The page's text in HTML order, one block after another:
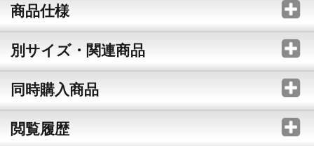
商品仕様
別サイズ・関連商品
同時購入商品
閲覧履歴